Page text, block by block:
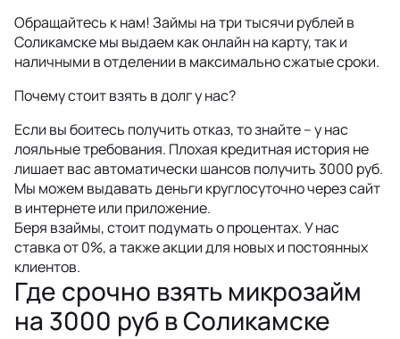
Обращайтесь к нам! Займы на три тысячи рублей в
Соликамске мы выдаем как онлайн на карту, так и
наличными в отделении в максимально сжатые сроки.
Почему стоит взять в долг у нас?
Если вы боитесь получить отказ, то знайте – у нас
лояльные требования. Плохая кредитная история не
лишает вас автоматически шансов получить 3000 руб.
Мы можем выдавать деньги круглосуточно через сайт
в интернете или приложение.
Беря взаймы, стоит подумать о процентах. У нас
ставка от 0%, а также акции для новых и постоянных
клиентов.
Где срочно взять микрозайм
на 3000 руб в Соликамске